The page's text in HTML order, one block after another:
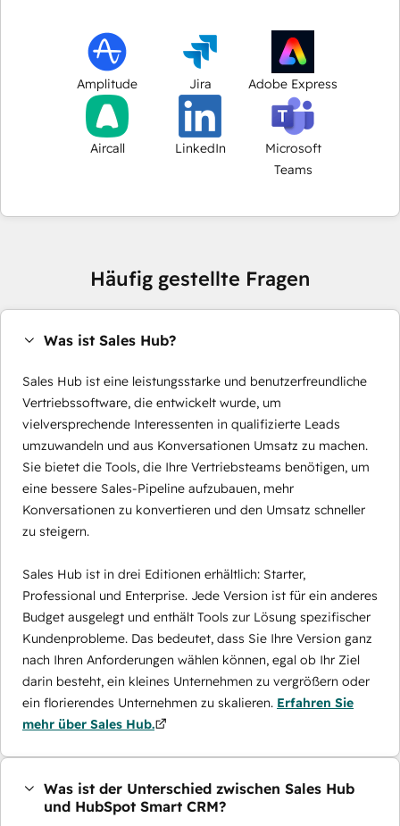
Amplitude Jira Adobe Express
Aircall LinkedIn
Microsoft
Teams
Häufig gestellte Fragen
Was ist Sales Hub?
Sales Hub ist eine leistungsstarke und benutzerfreundliche
Vertriebssoftware, die entwickelt wurde, um
vielversprechende Interessenten in qualifizierte Leads
umzuwandeln und aus Konversationen Umsatz zu machen.
Sie bietet die Tools, die Ihre Vertriebsteams benötigen, um
eine bessere Sales-Pipeline aufzubauen, mehr
Konversationen zu konvertieren und den Umsatz schneller
zu steigern.
Sales Hub ist in drei Editionen erhältlich: Starter,
Professional und Enterprise. Jede Version ist für ein anderes
Budget ausgelegt und enthält Tools zur Lösung spezifischer
Kundenprobleme. Das bedeutet, dass Sie Ihre Version ganz
nach Ihren Anforderungen wählen können, egal ob Ihr Ziel
darin besteht, ein kleines Unternehmen zu vergrößern oder
ein florierendes Unternehmen zu skalieren. Erfahren Sie
mehr über Sales Hub.
Was ist der Unterschied zwischen Sales Hub
und HubSpot Smart CRM?